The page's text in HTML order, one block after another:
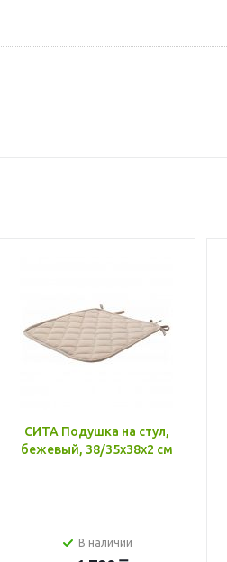
СИТА Подушка на стул,
бежевый, 38/35x38x2 см
В наличии